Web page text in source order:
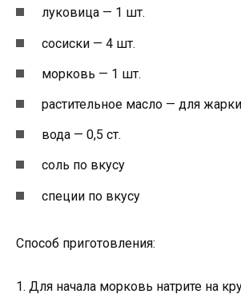
луковица — 1 шт.
сосиски — 4 шт.
морковь — 1 шт.
растительное масло — для жарки
вода — 0,5 ст.
соль по вкусу
специи по вкусу
Способ приготовления:
1. Для начала морковь натрите на